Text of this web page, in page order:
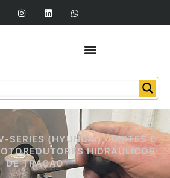
SERIES (HYUNDAI),PARTES E
HIDRÁULICOS
DE TRAÇÃO